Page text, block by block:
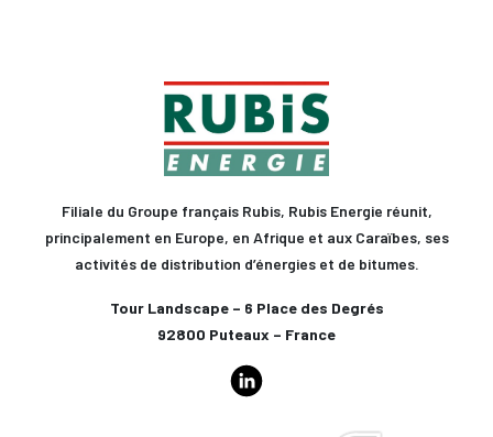
Filiale du Groupe français Rubis, Rubis Energie réunit,
principalement en Europe, en Afrique et aux Caraïbes, ses
activités de distribution d’énergies et de bitumes.
Tour Landscape – 6 Place des Degrés
92800 Puteaux – France